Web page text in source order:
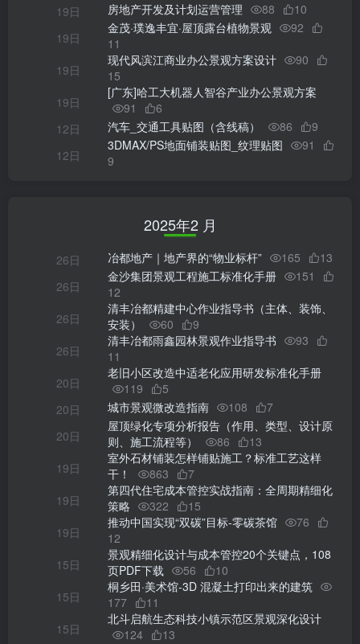
19日
房地产开发及计划运营管理 88
10
19日
金茂·璞逸丰宜·屋顶露台植物景观
92
11
19日
现代风滨江商业办公景观方案设计
90
15
19日
[广东]哈工大机器人智谷产业办公景观方案
91
6
12日
汽车_交通工具贴图（含线稿） 86
9
12日
3DMAX/PS地面铺装贴图_纹理贴图
91
9
2025年2 月
26日 冶都地产｜地产界的“物业标杆” 165
13
26日
金沙集团景观工程施工标准化手册
151
12
26日
清丰冶都精建中心作业指导书（主体、装饰、
安装）
60
9
26日
清丰冶都雨鑫园林景观作业指导书
93
11
20日
老旧小区改造中适老化应用研发标准化手册
119
5
20日
城市景观微改造指南 108
7
20日
屋顶绿化专项分析报告（作用、类型、设计原
则、施工流程等）
86
13
19日
室外石材铺装怎样铺贴施工？标准工艺这样
干！
863
7
19日
第四代住宅成本管控实战指南：全周期精细化
策略
322
15
19日
推动中国实现“双碳”目标-零碳茶馆
76
12
15日
景观精细化设计与成本管控20个关键点，108
页PDF下载
56
10
15日
桐乡田·美术馆-3D 混凝土打印出来的建筑
177
11
15日
北斗启航生态科技小镇示范区景观深化设计
124
13